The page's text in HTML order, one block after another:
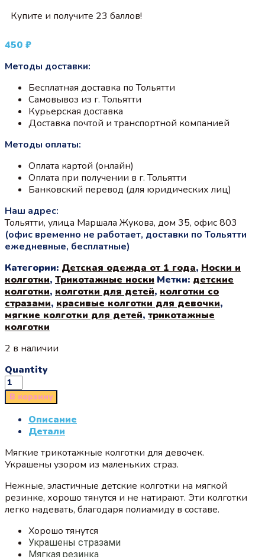
Купите и получите 23 баллов!
450 ₽
Методы доставки:
Бесплатная доставка по Тольятти
Самовывоз из г. Тольятти
Курьерская доставка
Доставка почтой и транспортной компанией
Методы оплаты:
Оплата картой (онлайн)
Оплата при получении в г. Тольятти
Банковский перевод (для юридических лиц)
Наш адрес:
Тольятти, улица Маршала Жукова, дом 35, офис 803
(офис временно не работает, доставки по Тольятти
ежедневные, бесплатные)
Категории: Детская одежда от 1 года, Носки и
колготки, Трикотажные носки Метки: детские
колготки, колготки для детей, колготки со
стразами, красивые колготки для девочки,
мягкие колготки для детей, трикотажные
колготки
2 в наличии
Quantity
В корзину
Описание
Детали
Мягкие трикотажные колготки для девочек.
Украшены узором из маленьких страз.
Нежные, эластичные детские колготки на мягкой
резинке, хорошо тянутся и не натирают. Эти колготки
легко надевать, благодаря полиамиду в составе.
Хорошо тянутся
Украшены стразами
Мягкая резинка